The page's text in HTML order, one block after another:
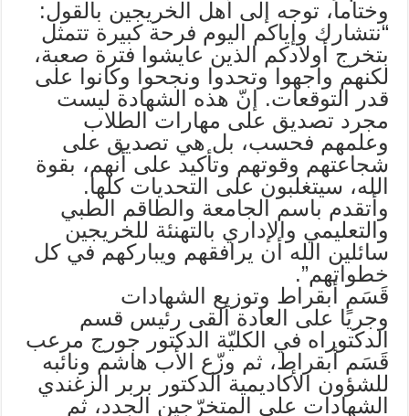
وختاماً، توجه إلى أهل الخريجين بالقول:
“نتشارك وإياكم اليوم فرحة كبيرة تتمثل
بتخرج أولادكم الذين عايشوا فترة صعبة،
لكنهم واجهوا وتحدوا ونجحوا وكانوا على
قدر التوقعات. إنّ هذه الشهادة ليست
مجرد تصديق على مهارات الطلاب
وعلمهم فحسب، بل هي تصديق على
شجاعتهم وقوتهم وتأكيد على أنهم، بقوة
الله، سيتغلبون على التحديات كلها.
وأتقدم باسم الجامعة والطاقم الطبي
والتعليمي والإداري بالتهنئة للخريجين
سائلين الله أن يرافقهم ويباركهم في كل
خطواتهم”.
قَسَم أبقراط وتوزيع الشهادات
وجريًا على العادة ألقى رئيس قسم
الدكتوراه في الكليّة الدكتور جورج مرعب
قَسَم أبقراط، ثم وزّع الأب هاشم ونائبه
للشؤون الأكاديمية الدكتور بربر الزغندي
الشهادات على المتخرّجين الجدد، ثم